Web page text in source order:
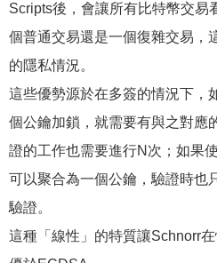
Scripts後，會讓所有比特幣交易
個普通交易還是一個復雜交易，
的隱私情況。
這些優勢源於在多簽的情況下，
個公鑰加鎖，就需要有與之對應
證的工作也需要進行N次；如果
可以聚合為一個公鑰，驗證時也
驗證。
這種「線性」的特質讓Schnorr